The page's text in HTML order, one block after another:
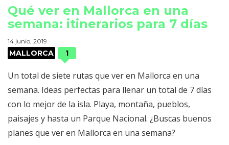
Qué ver en Mallorca en una
semana: itinerarios para 7 días
14 junio, 2019
MALLORCA 1
Un total de siete rutas que ver en Mallorca en una
semana. Ideas perfectas para llenar un total de 7 días
con lo mejor de la isla. Playa, montaña, pueblos,
paisajes y hasta un Parque Nacional. ¿Buscas buenos
planes que ver en Mallorca en una semana?